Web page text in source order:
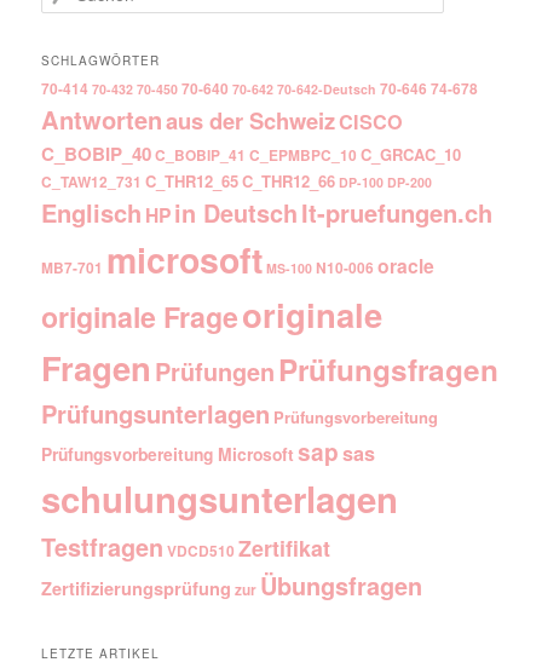
SCHLAGWÖRTER
70-414 70-432 70-450 70-640 70-642 70-642-Deutsch 70-646 74-678
Antwortenaus der SchweizCISCO
C_BOBIP_40C_BOBIP_41 C_EPMBPC_10 C_GRCAC_10
C_TAW12_731 C_THR12_65C_THR12_66 DP-100 DP-200
Englisch HPin DeutschIt-pruefungen.ch
MB7-701 microsoft MS-100 N10-006 oracle
originale Frageoriginale
Fragen Prüfungen Prüfungsfragen
Prüfungsunterlagen Prüfungsvorbereitung
Prüfungsvorbereitung Microsoft sapsas
schulungsunterlagen
Testfragen VDCD510 Zertifikat
Zertifizierungsprüfung zur Übungsfragen
LETZTE ARTIKEL